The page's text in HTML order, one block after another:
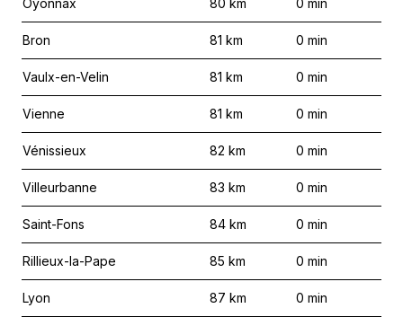
Oyonnax 80 km 0 min
Bron 81 km 0 min
Vaulx-en-Velin 81 km 0 min
Vienne 81 km 0 min
Vénissieux 82 km 0 min
Villeurbanne 83 km 0 min
Saint-Fons 84 km 0 min
Rillieux-la-Pape 85 km 0 min
Lyon 87 km 0 min